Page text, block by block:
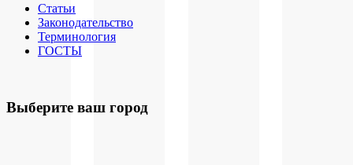
Статьи
Законодательство
Терминология
ГОСТЫ
Выберите ваш город